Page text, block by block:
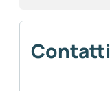
Contatti